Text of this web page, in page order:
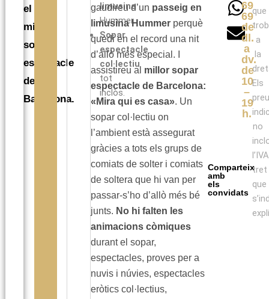
el
millor
sopar
espectacle
de
Barcelona.
limusina
Hummer.
Sopar
espectacle
col·lectiu
tot
inclòs.
gaudireu d’un passeig en
limusina Hummerperquè
quedi en el record una nit
d’allò més especial. I
assistireu al millor sopar
espectacle de Barcelona:
«Mira qui es casa». Un
sopar col·lectiu on
l’ambient està assegurat
gràcies a tots els grups de
comiats de solter i comiats
de soltera que hi van per
passar-s’ho d’allò més bé
junts. No hi falten les
animacions còmiques
durant el sopar,
espectacles, proves per a
nuvis i núvies, espectacles
eròtics col·lectius,
Comparteix
amb
els
convidats
69
69
de
dl.
a
dv.
de
10
–
19
h.
que
a
la
Els
no
l’IVA
tret
que